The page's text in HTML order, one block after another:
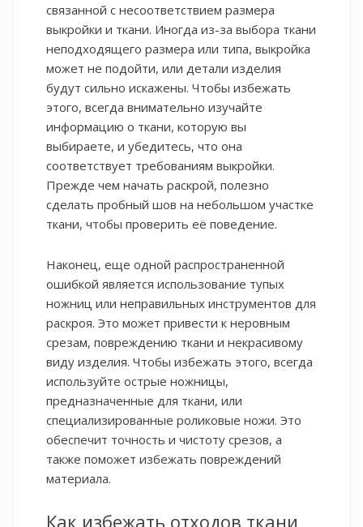
связанной с несоответствием размера
выкройки и ткани. Иногда из-за выбора ткани
неподходящего размера или типа, выкройка
может не подойти, или детали изделия
будут сильно искажены. Чтобы избежать
этого, всегда внимательно изучайте
информацию о ткани, которую вы
выбираете, и убедитесь, что она
соответствует требованиям выкройки.
Прежде чем начать раскрой, полезно
сделать пробный шов на небольшом участке
ткани, чтобы проверить её поведение.
Наконец, еще одной распространенной
ошибкой является использование тупых
ножниц или неправильных инструментов для
раскроя. Это может привести к неровным
срезам, повреждению ткани и некрасивому
виду изделия. Чтобы избежать этого, всегда
используйте острые ножницы,
предназначенные для ткани, или
специализированные роликовые ножи. Это
обеспечит точность и чистоту срезов, а
также поможет избежать повреждений
материала.
Как избежать отходов ткани